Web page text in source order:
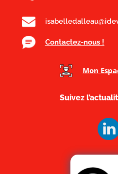
Contactez-nous !
Mon
Suivez